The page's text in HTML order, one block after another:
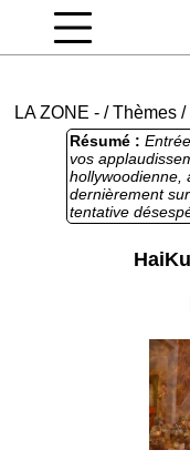
LA ZONE - /Thèmes /
Résumé :
vos
hollywoodienne,
dernièrement
tentative
tératopoupon
n'hésite pas à
l'ennemi et
Par ailleurs,
rajeunissant
avant tout les
Futur qui